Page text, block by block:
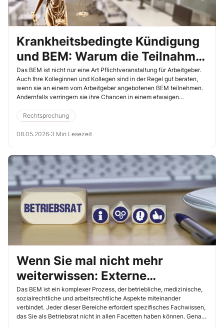
Krankheitsbedingte Kündigung
und BEM: Warum die Teilnahme
für Ihre Kollegen so wichtig ist
Das BEM ist nicht nur eine Art Pflichtveranstaltung für Arbeitgeber.
Auch Ihre Kolleginnen und Kollegen sind in der Regel gut beraten,
wenn sie an einem vom Arbeitgeber angebotenen BEM teilnehmen.
Andernfalls verringern sie ihre Chancen in einem etwaigen
Kündigung erheblich. Das ergibt sich aus einem aktuellen Urteil des
Landesarbeitsgerichts (LAG) Köln (9.12.2025, Az. 7 SLa 384/25).
Rechtsprechung
08.05.2026·3 Min Lesezeit
Wenn Sie mal nicht mehr
weiterwissen: Externe
Fachexpertise und
Anlaufmöglichkeiten im BEM
Das BEM ist ein komplexer Prozess, der betriebliche, medizinische,
sozialrechtliche und arbeitsrechtliche Aspekte miteinander
verbindet. Jeder dieser Bereiche erfordert spezifisches Fachwissen,
das Sie als Betriebsrat nicht in allen Facetten haben können. Genau